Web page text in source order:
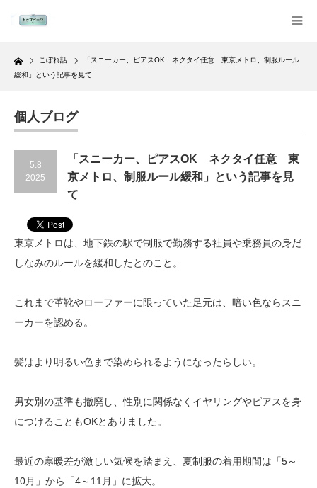
Home こぼれ話
「スニーカー、ピアスOK ネクタイ任意 東京メトロ、制服ルール
緩和」という記事を見て
個人ブログ
5.8
2025
「スニーカー、ピアスOK ネクタイ任意 東
京メトロ、制服ルール緩和」という記事を見
て
東京メトロは、地下鉄の駅で制服で勤務する社員や乗務員の身だ
しなみのルールを緩和したとのこと。
これまで革靴やローファーに限っていた足元は、暗い色ならスニ
ーカーを認める。
髪はより明るい色まで染められるようになったらしい。
男女別の基準も撤廃し、性別に関係なくイヤリングやピアスを身
につけることもOKとありました。
最近の寒暖差が激しい気候を踏まえ、夏制服の着用期間は「5～
10月」から「4～11月」に拡大。